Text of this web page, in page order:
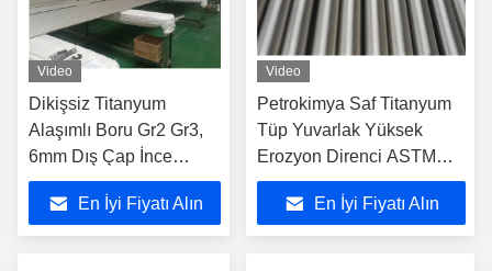
Video
Dikişsiz Titanyum
Alaşımlı Boru Gr2 Gr3,
6mm Dış Çap İnce
Duvar Boru
En İyi Fiyatı Alın
Video
Petrokimya Saf Titanyum
Tüp Yuvarlak Yüksek
Erozyon Direnci ASTM
B338
En İyi Fiyatı Alın